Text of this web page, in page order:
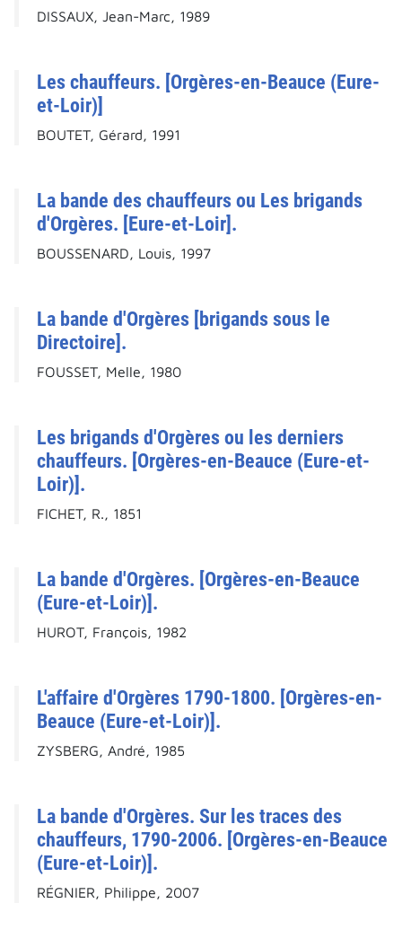
DISSAUX, Jean-Marc, 1989
Les chauffeurs. [Orgères-en-Beauce (Eure-
et-Loir)]
BOUTET, Gérard, 1991
La bande des chauffeurs ou Les brigands
d'Orgères. [Eure-et-Loir].
BOUSSENARD, Louis, 1997
La bande d'Orgères [brigands sous le
Directoire].
FOUSSET, Melle, 1980
Les brigands d'Orgères ou les derniers
chauffeurs. [Orgères-en-Beauce (Eure-et-
Loir)].
FICHET, R., 1851
La bande d'Orgères. [Orgères-en-Beauce
(Eure-et-Loir)].
HUROT, François, 1982
L'affaire d'Orgères 1790-1800. [Orgères-en-
Beauce (Eure-et-Loir)].
ZYSBERG, André, 1985
La bande d'Orgères. Sur les traces des
chauffeurs, 1790-2006. [Orgères-en-Beauce
(Eure-et-Loir)].
RÉGNIER, Philippe, 2007